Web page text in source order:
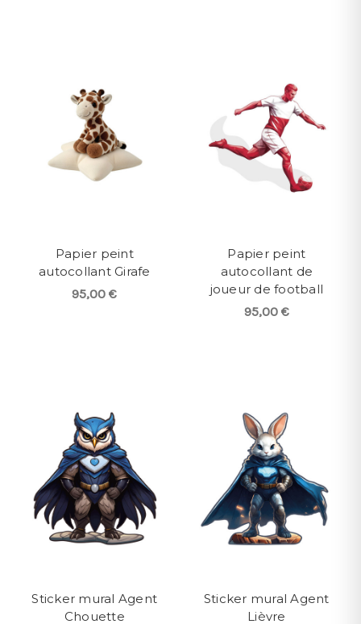
Papier peint
autocollant Girafe
95,00 €
Papier peint
autocollant de
joueur de football
95,00 €
Sticker mural Agent
Chouette
Sticker mural Agent
Lièvre